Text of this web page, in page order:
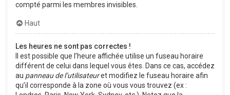
compté parmi les membres invisibles.
Haut
Les heures ne sont pas correctes !
Il est possible que l’heure affichée utilise un fuseau horaire
différent de celui dans lequel vous êtes. Dans ce cas, accédez
au panneau de l’utilisateuret modifiez le fuseau horaire afin
qu’il corresponde à la zone où vous vous trouvez (ex :